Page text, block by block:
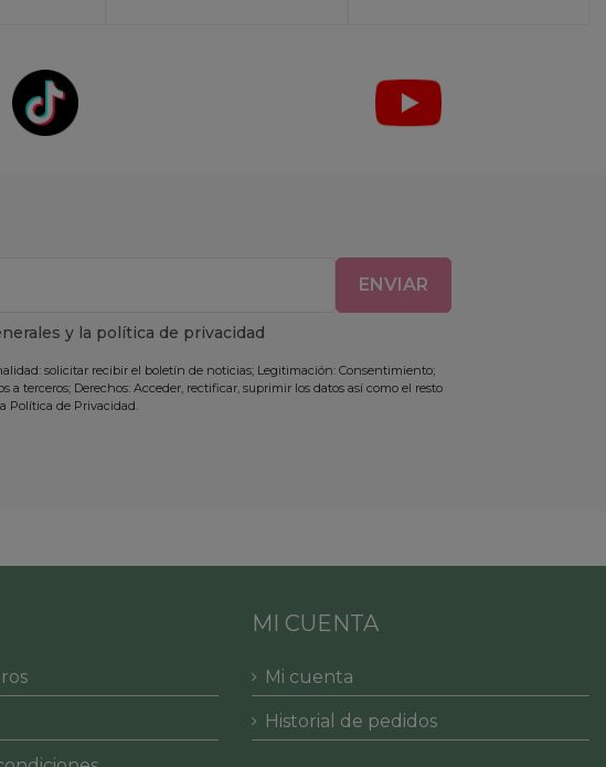
ENVIAR
y la política de privacidad
solicitar recibir el boletín de noticias; Legitimación: Consentimiento;
a terceros; Derechos: Acceder, rectificar, suprimir los datos así como el resto
Política de Privacidad.
MI CUENTA
Mi cuenta
Historial de pedidos